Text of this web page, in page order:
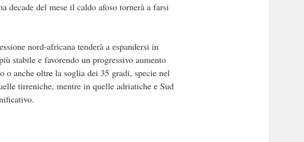
decade del mese il caldo afoso tornerà a farsi
nord-africana tenderà a espandersi in
stabile e favorendo un progressivo aumento
o anche oltre la soglia dei 35 gradi, specie nel
tirreniche, mentre in quelle adriatiche e Sud